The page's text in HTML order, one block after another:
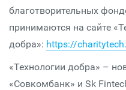
благотворительных
принимаются на сайте
добра»: https://
«Технологии добра» –
«Совкомбанк» и Sk